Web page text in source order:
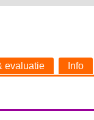
evaluatie Info